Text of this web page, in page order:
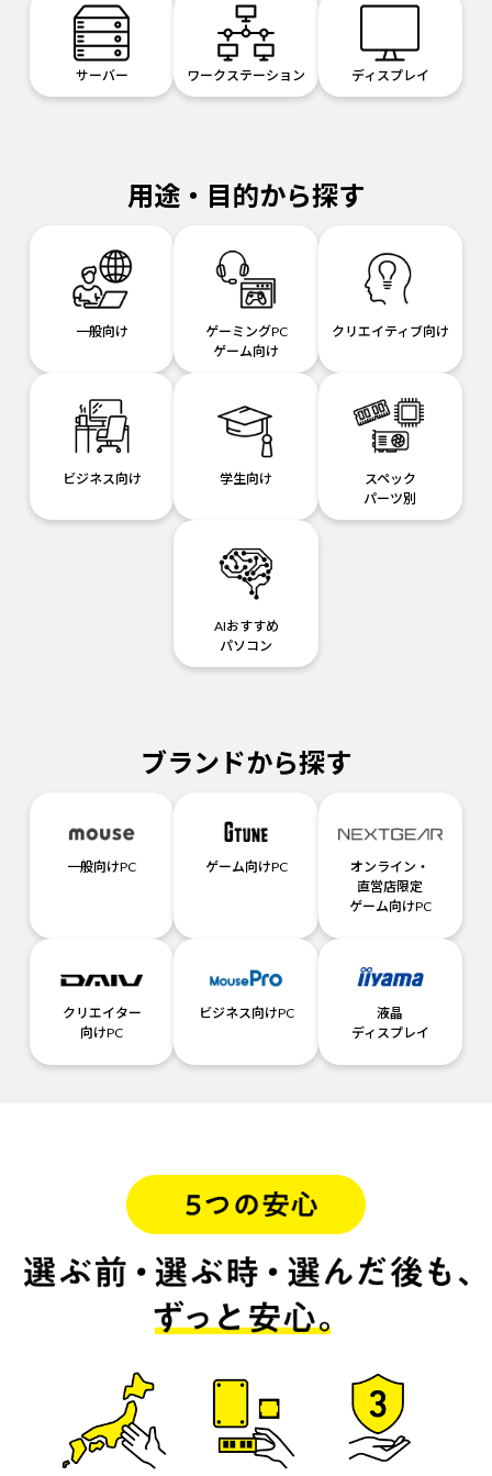
サーバー ワークステーション ディスプレイ
用途・目的から探す
一般向け
ゲーミングPC
ゲーム向け
クリエイティブ向け
ビジネス向け 学生向け
スペック
パーツ別
AIおすすめ
パソコン
ブランドから探す
一般向けPC ゲーム向けPC
オンライン・
直営店限定
ゲーム向けPC
クリエイター
向けPC
ビジネス向けPC
液晶
ディスプレイ